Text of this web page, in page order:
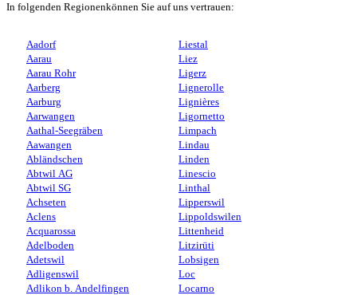
In folgenden Regionenkönnen Sie auf uns vertrauen:
Aadorf
Aarau
Aarau Rohr
Aarberg
Aarburg
Aarwangen
Aathal-Seegräben
Aawangen
Abländschen
Abtwil AG
Abtwil SG
Achseten
Aclens
Acquarossa
Adelboden
Adetswil
Adligenswil
Adlikon b. Andelfingen
Liestal
Liez
Ligerz
Lignerolle
Lignières
Ligornetto
Limpach
Lindau
Linden
Linescio
Linthal
Lipperswil
Lippoldswilen
Littenheid
Litzirüti
Lobsigen
Loc
Locarno